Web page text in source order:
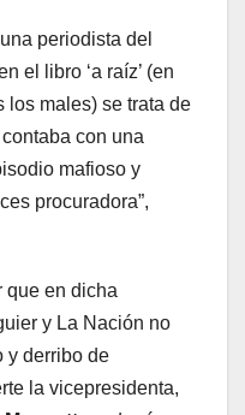
periodista del
el libro ‘a raíz’ (en
los males) se trata de
con una
mafioso y
procuradora”,
que en dicha
y La Nación no
y derribo de
la vicepresidenta,